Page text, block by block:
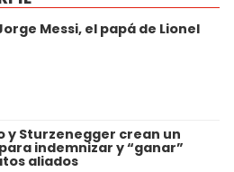
Messi, el papá de Lionel
y Sturzenegger crean un
indemnizar y “ganar”
aliados